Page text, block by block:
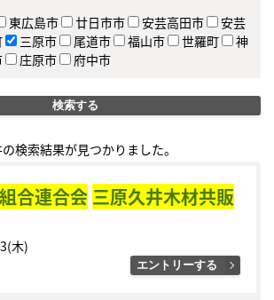
東広島市 廿日市市 安芸高田市
安芸
三原市 尾道市 福山市 世羅町
神
庄原市 府中市
検索する
検索結果が見つかりました。
合連合会 三原久井木材共販
木)
エントリーする